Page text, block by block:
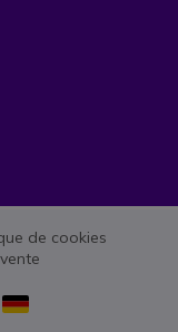
de cookies